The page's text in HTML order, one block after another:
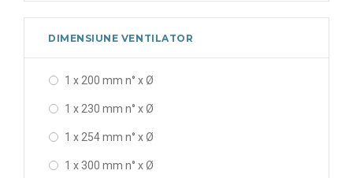
1250 x 270 x 1330 mm
280 x 100 x 230 mm
316 x 100 x 240 mm
356 x 120 x 290 mm
376 x 150 x 320 mm
DIMENSIUNE VENTILATOR
1 x 200 mm n° x Ø
1 x 230 mm n° x Ø
1 x 254 mm n° x Ø
1 x 300 mm n° x Ø